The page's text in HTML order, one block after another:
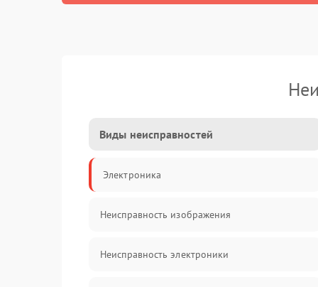
Виды неисправностей
Электроника
Неисправность изображения
Неисправность электроники